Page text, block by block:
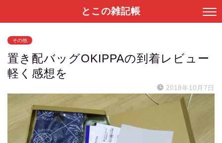
とこの雑記帳
その他
置き配バッグOKIPPAの到着レビュー
軽く感想を
2018年10月7日